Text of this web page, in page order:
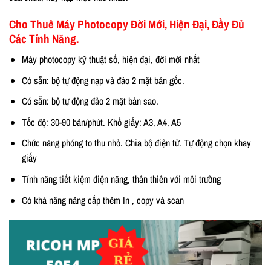
Cho Thuê Máy Photocopy Đời Mới, Hiện Đại, Đầy Đủ
Các Tính Năng.
Máy photocopy kỹ thuật số, hiện đại, đời mới nhất
Có sẵn: bộ tự động nạp và đảo 2 mặt bản gốc.
Có sẵn: bộ tự động đảo 2 mặt bản sao.
Tốc độ: 30-90 bản/phút. Khổ giấy: A3, A4, A5
Chức năng phóng to thu nhỏ. Chia bộ điện tử. Tự động chọn khay
giấy
Tính năng tiết kiệm điện năng, thân thiên với môi trường
Có khả năng nâng cấp thêm In , copy và scan